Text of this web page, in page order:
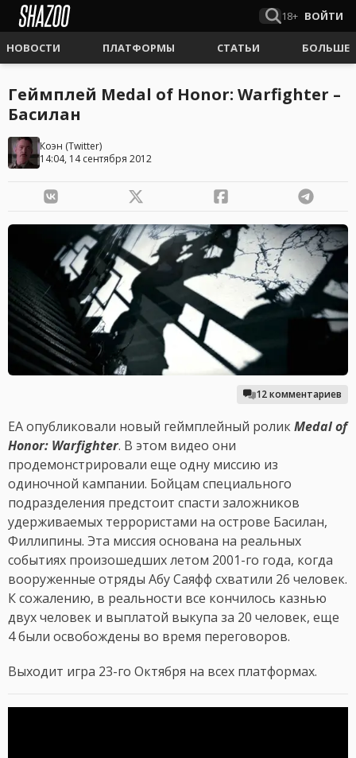
18+ ВОЙТИ
НОВОСТИ ПЛАТФОРМЫ СТАТЬИ БОЛЬШЕ
Геймплей Medal of Honor: Warfighter –
Басилан
Коэн (Twitter)
14:04, 14 сентября 2012
12 комментариев
EA опубликовали новый геймплейный роликMedal of
Honor: Warfighter. В этом видео они
продемонстрировали еще одну миссию из
одиночной кампании. Бойцам специального
подразделения предстоит спасти заложников
удерживаемых террористами на острове Басилан,
Филлипины. Эта миссия основана на реальных
событиях произошедших летом 2001-го года, когда
вооруженные отряды Абу Саяфф схватили 26 человек.
К сожалению, в реальности все кончилось казнью
двух человек и выплатой выкупа за 20 человек, еще
4 были освобождены во время переговоров.
Выходит игра 23-го Октября на всех платформах.